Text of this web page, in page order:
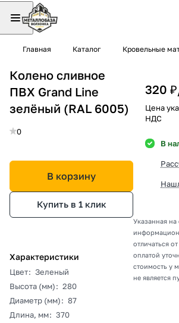
Главная Каталог Кровельные
Колено сливное
ПВХ Grand Line
зелёный (RAL 6005)
0
В корзину
Купить в 1 клик
Характеристики
Цвет: Зеленый
Высота (мм): 280
Диаметр (мм): 87
Длина, мм: 370
320
Цена
НДС
В
Указанная на
отличаться
оплатой
стоимость у
не является